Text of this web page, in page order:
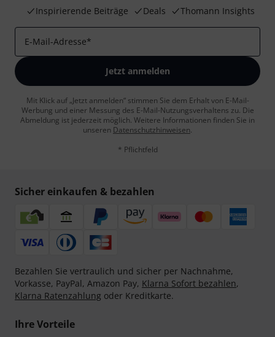
Inspirierende Beiträge
Deals Thomann Insights
E-Mail-Adresse*
Jetzt anmelden
Mit Klick auf „Jetzt anmelden“ stimmen Sie dem Erhalt von E-Mail-
Werbung und einer Messung des E-Mail-Nutzungsverhaltens zu. Die
Abmeldung ist jederzeit möglich. Weitere Informationen finden Sie in
unseren Datenschutzhinweisen.
* Pflichtfeld
Sicher einkaufen & bezahlen
Bezahlen Sie vertraulich und sicher per Nachnahme,
Vorkasse, PayPal, Amazon Pay, Klarna Sofort bezahlen,
Klarna Ratenzahlung oder Kreditkarte.
Ihre Vorteile